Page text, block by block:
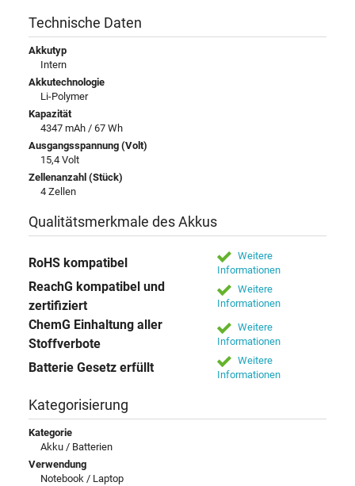
Technische Daten
Akkutyp
Intern
Akkutechnologie
Li-Polymer
Kapazität
4347 mAh / 67 Wh
Ausgangsspannung (Volt)
15,4 Volt
Zellenanzahl (Stück)
4 Zellen
Qualitätsmerkmale des Akkus
RoHS kompatibel
Weitere
Informationen
ReachG kompatibel und
zertifiziert
Weitere
Informationen
ChemG Einhaltung aller
Stoffverbote
Weitere
Informationen
Batterie Gesetz erfüllt
Weitere
Informationen
Kategorisierung
Kategorie
Akku / Batterien
Verwendung
Notebook / Laptop